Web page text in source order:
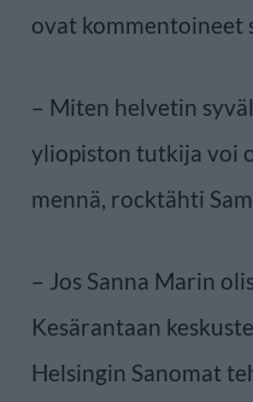
ovat
– Miten helvetin
yliopiston tutkija voi
mennä, rocktähti
– Jos Sanna Marin
Kesärantaan
Helsingin Sanomat